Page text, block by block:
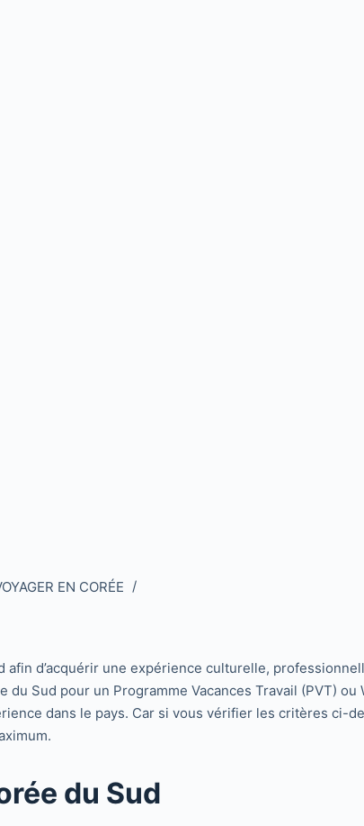
EN CORÉE
d’acquérir une expérience culturelle,
Sud pour un Programme Vacances Travail (PVT) ou
dans le pays. Car si vous vérifier les critères ci-
du Sud